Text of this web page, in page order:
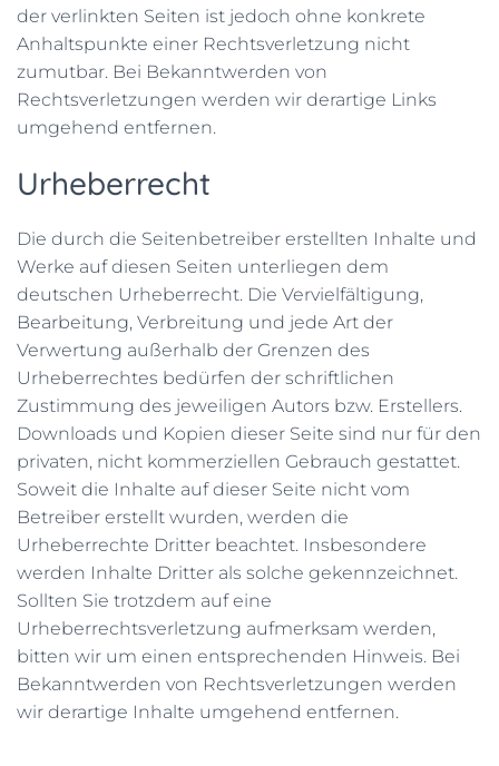
der verlinkten Seiten ist jedoch ohne konkrete
Anhaltspunkte einer Rechtsverletzung nicht
zumutbar. Bei Bekanntwerden von
Rechtsverletzungen werden wir derartige Links
umgehend entfernen.
Urheberrecht
Die durch die Seitenbetreiber erstellten Inhalte und
Werke auf diesen Seiten unterliegen dem
deutschen Urheberrecht. Die Vervielfältigung,
Bearbeitung, Verbreitung und jede Art der
Verwertung außerhalb der Grenzen des
Urheberrechtes bedürfen der schriftlichen
Zustimmung des jeweiligen Autors bzw. Erstellers.
Downloads und Kopien dieser Seite sind nur für den
privaten, nicht kommerziellen Gebrauch gestattet.
Soweit die Inhalte auf dieser Seite nicht vom
Betreiber erstellt wurden, werden die
Urheberrechte Dritter beachtet. Insbesondere
werden Inhalte Dritter als solche gekennzeichnet.
Sollten Sie trotzdem auf eine
Urheberrechtsverletzung aufmerksam werden,
bitten wir um einen entsprechenden Hinweis. Bei
Bekanntwerden von Rechtsverletzungen werden
wir derartige Inhalte umgehend entfernen.